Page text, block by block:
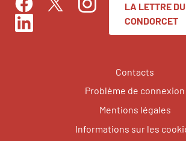
FacebookTwitterInstagram
LinkedIn
LA LETTRE
CONDORCET
Contacts
Problème de connexion
Mentions légales
Informations sur les